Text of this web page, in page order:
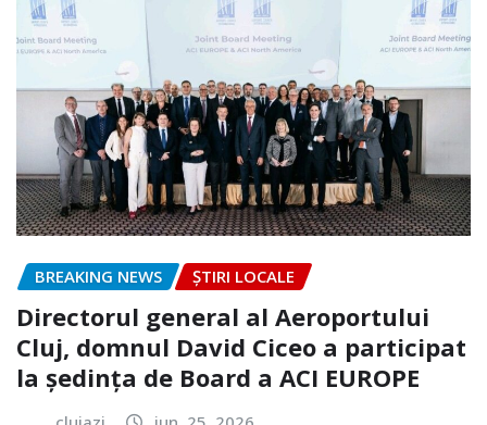
BREAKING NEWS ȘTIRI LOCALE
Directorul general al Aeroportului
Cluj, domnul David Ciceo a participat
la ședința de Board a ACI EUROPE